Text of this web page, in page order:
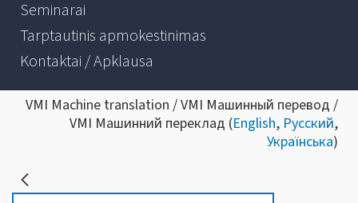
Seminarai
Tarptautinis apmokestinimas
Kontaktai / Apklausa
VMI Machine translation / VMI Машинный перевод /
VMI Машинний переклад (English, Русский,
Українська)